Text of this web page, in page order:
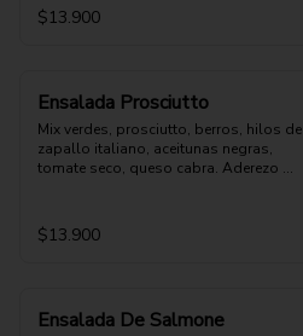
$13.900
Ensalada Prosciutto
Mix verdes, prosciutto, berros, hilos de
zapallo italiano, aceitunas negras,
tomate seco, queso cabra. Aderezo
$13.900
Ensalada De Salmone